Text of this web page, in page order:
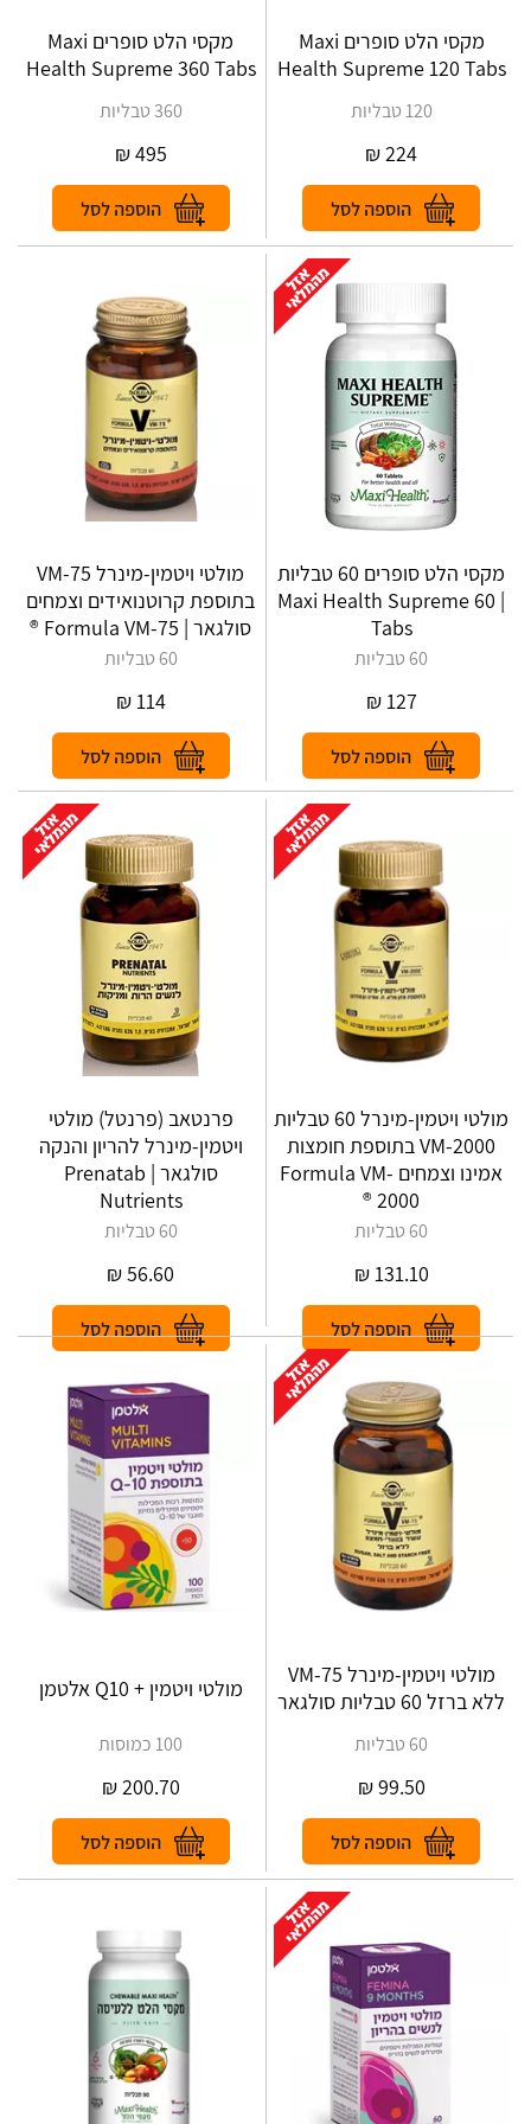
מקסי הלט סופרים Maxi
Health Supreme 120 Tabs
120 טבליות
224
₪
מקסי הלט סופרים Maxi
Health Supreme 360 Tabs
360 טבליות
495
₪
מקסי הלט סופרים 60 טבליות
| Maxi Health Supreme 60
Tabs
60 טבליות
127
₪
מולטי ויטמין-מינרל VM-75
בתוספת קרוטנואידים וצמחים
סולגאר | Formula VM-75 ®
60 טבליות
114
₪
מולטי ויטמין-מינרל 60 טבליות
VM-2000 בתוספת חומצות
אמינו וצמחים Formula VM-
2000 ®
60 טבליות
131.10
₪
פרנטאב (פרנטל) מולטי
ויטמין-מינרל להריון והנקה
סולגאר | Prenatab
Nutrients
60 טבליות
56.60
₪
מולטי ויטמין-מינרל VM-75
ללא ברזל 60 טבליות סולגאר
60 טבליות
99.50
₪
מולטי ויטמין + Q10 אלטמן
100 כמוסות
200.70
₪